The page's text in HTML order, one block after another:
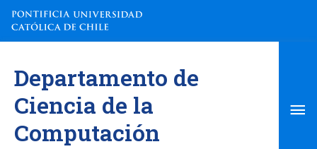
contenido
Departamento de
Ciencia de la
Computación